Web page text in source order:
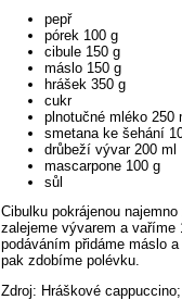
pepř
pórek 100 g
cibule 150 g
máslo 150 g
hrášek 350 g
cukr
plnotučné mléko 250
smetana ke šehání
drůbeží vývar 200 ml
mascarpone 100 g
sůl
Cibulku pokrájenou
zalejeme vývarem a vaříme
podáváním přidáme máslo
pak zdobíme polévku.
Zdroj: Hráškové